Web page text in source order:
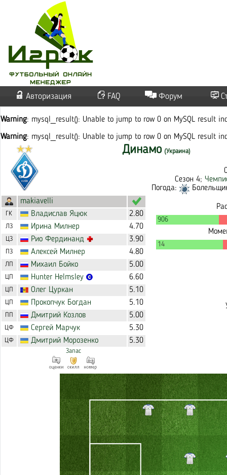
Авторизация FAQ Форум
Warning: mysql_result(): Unable to jump to row 0 on MySQL result
Warning: mysql_result(): Unable to jump to row 0 on MySQL result
Динамо (Украина)
Сезон 4;
Погода:
makiavelli
ГК Владислав Яцюк 2.80
ЛЗ Ирина Милнер 4.70
ЦЗ Рио Фердинанд 3.90
ПЗ Алексей Милнер 4.80
ЛП Михаил Бойко 5.00
ЦП Hunter Helmsley 6.60
ЦП Олег Цуркан 5.10
ЦП Прокопчук Богдан 5.10
ПП Дмитрий Козлов 5.00
ЦФ Сергей Марчук 5.30
ЦФ Дмитрий Морозенко 5.30
Запас
906
14